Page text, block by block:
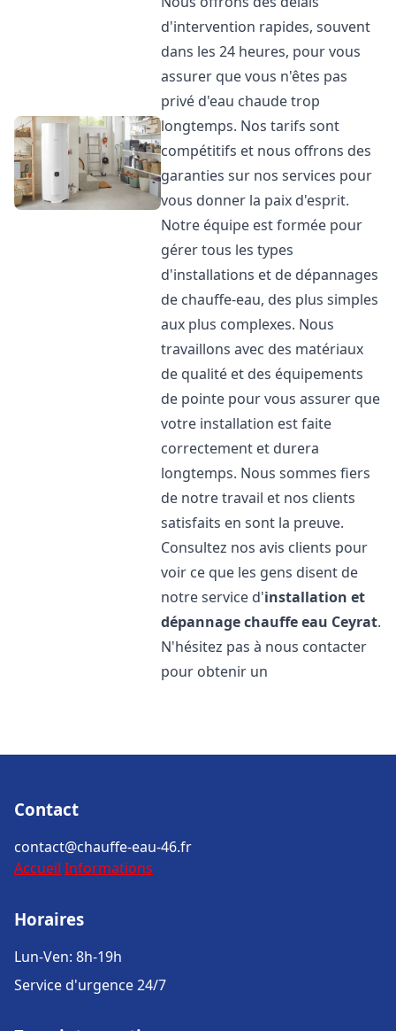
d'intervention rapides, souvent
dans les 24 heures, pour vous
assurer que vous n'êtes pas
privé d'eau chaude trop
longtemps. Nos tarifs sont
compétitifs et nous offrons des
garanties sur nos services pour
vous donner la paix d'esprit.
Notre équipe est formée pour
gérer tous les types
d'installations et de dépannages
de chauffe-eau, des plus simples
aux plus complexes. Nous
travaillons avec des matériaux
de qualité et des équipements
de pointe pour vous assurer que
votre installation est faite
correctement et durera
longtemps. Nous sommes fiers
de notre travail et nos clients
satisfaits en sont la preuve.
Consultez nos avis clients pour
voir ce que les gens disent de
notre service d'installation et
dépannage chauffe eau Ceyrat.
N'hésitez pas à nous contacter
pour obtenir un
Contact
contact@chauffe-eau-46.fr
Accueil Informations
Horaires
Lun-Ven: 8h-19h
Service d'urgence 24/7